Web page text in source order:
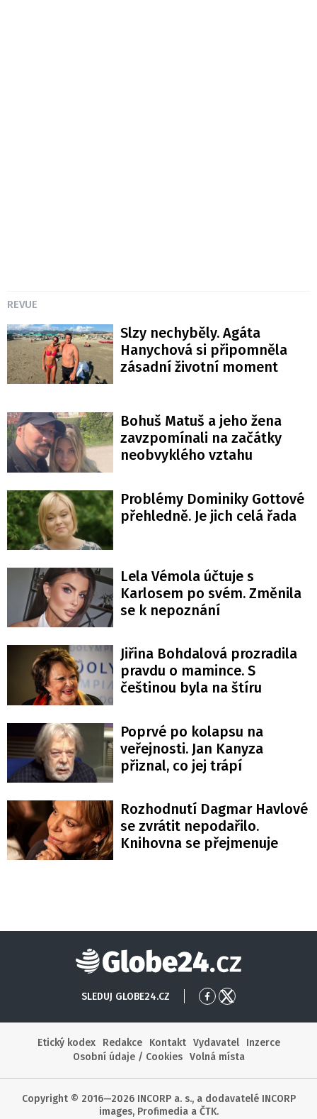
REVUE
Slzy nechyběly. Agáta
Hanychová si připomněla
zásadní životní moment
Bohuš Matuš a jeho žena
zavzpomínali na začátky
neobvyklého vztahu
Problémy Dominiky Gottové
přehledně. Je jich celá řada
Lela Vémola účtuje s
Karlosem po svém. Změnila
se k nepoznání
Jiřina Bohdalová prozradila
pravdu o mamince. S
češtinou byla na štíru
Poprvé po kolapsu na
veřejnosti. Jan Kanyza
přiznal, co jej trápí
Rozhodnutí Dagmar Havlové
se zvrátit nepodařilo.
Knihovna se přejmenuje
Globe24
SLEDUJ GLOBE24.CZ
Přejít
Facebook
Přejít
X
Etický kodex
Redakce Kontakt Vydavatel
Inzerce
Osobní údaje / Cookies
Volná místa
Copyright © 2016—2026 INCORP a. s., a dodavatelé INCORP
images, Profimedia a ČTK.